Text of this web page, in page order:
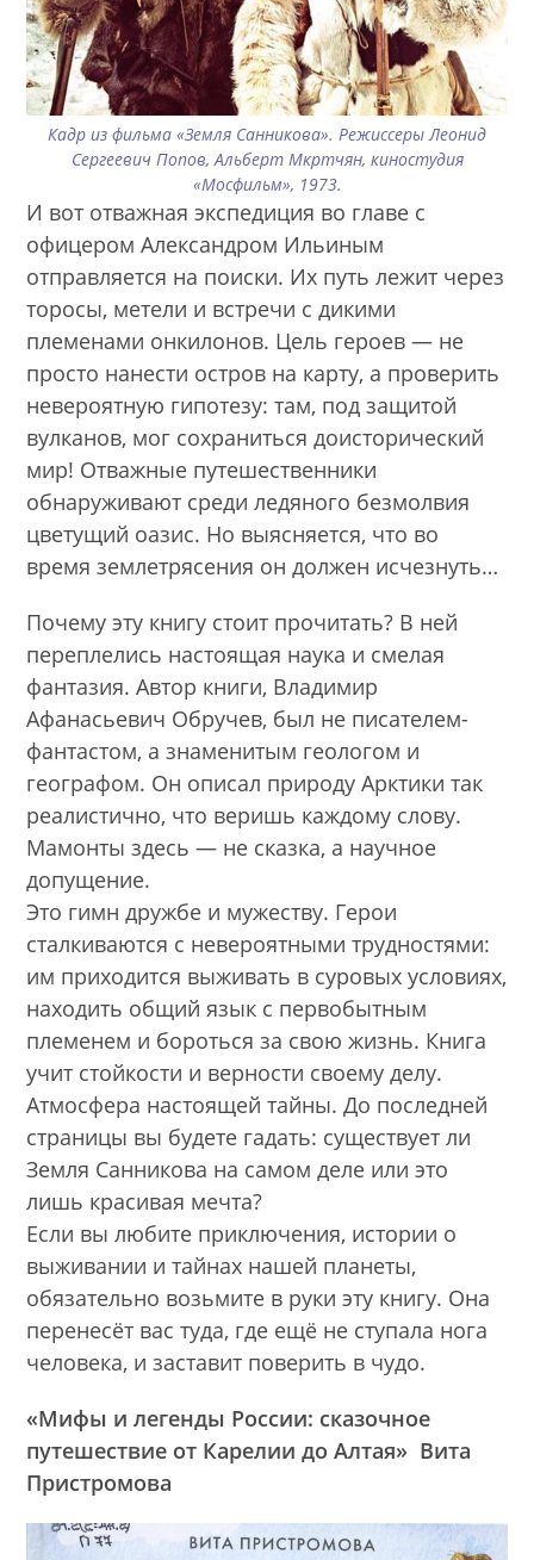
Кадр из фильма «Земля Санникова». Режиссеры Леонид
Сергеевич Попов, Альберт Мкртчян, киностудия
«Мосфильм», 1973.
И вот отважная экспедиция во главе с
офицером Александром Ильиным
отправляется на поиски. Их путь лежит через
торосы, метели и встречи с дикими
племенами онкилонов. Цель героев — не
просто нанести остров на карту, а проверить
невероятную гипотезу: там, под защитой
вулканов, мог сохраниться доисторический
мир! Отважные путешественники
обнаруживают среди ледяного безмолвия
цветущий оазис. Но выясняется, что во
время землетрясения он должен исчезнуть…
Почему эту книгу стоит прочитать? В ней
переплелись настоящая наука и смелая
фантазия. Автор книги, Владимир
Афанасьевич Обручев, был не писателем-
фантастом, а знаменитым геологом и
географом. Он описал природу Арктики так
реалистично, что веришь каждому слову.
Мамонты здесь — не сказка, а научное
допущение.
Это гимн дружбе и мужеству. Герои
сталкиваются с невероятными трудностями:
им приходится выживать в суровых условиях,
находить общий язык с первобытным
племенем и бороться за свою жизнь. Книга
учит стойкости и верности своему делу.
Атмосфера настоящей тайны. До последней
страницы вы будете гадать: существует ли
Земля Санникова на самом деле или это
лишь красивая мечта?
Если вы любите приключения, истории о
выживании и тайнах нашей планеты,
обязательно возьмите в руки эту книгу. Она
перенесёт вас туда, где ещё не ступала нога
человека, и заставит поверить в чудо.
«Мифы и легенды России: сказочное
путешествие от Карелии до Алтая» Вита
Пристромова